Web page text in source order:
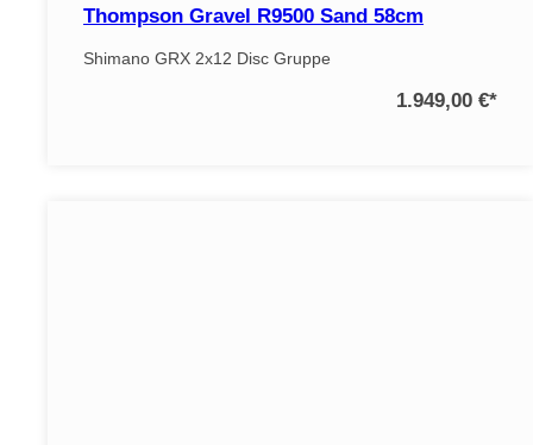
Thompson Gravel R9500 Sand 58cm
Shimano GRX 2x12 Disc Gruppe
1.949,00 €*